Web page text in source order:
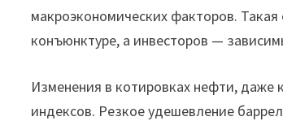
макроэкономических факторов.
конъюнктуре, а инвесторов —
Изменения в котировках нефти, даже
индексов. Резкое удешевление